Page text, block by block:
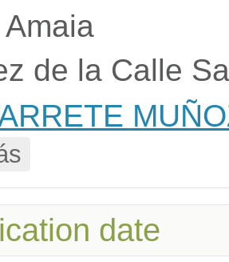
de la Calle
date